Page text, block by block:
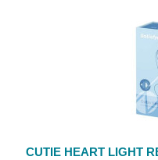
CUTIE HEART LIGHT